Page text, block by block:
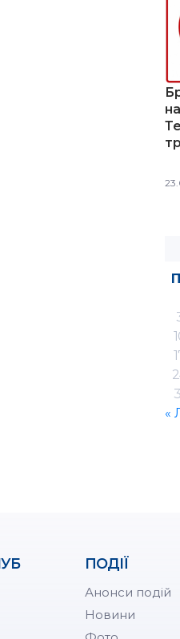
«
ПОДІЇ
Анонси подій
Новини